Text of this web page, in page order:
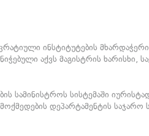
ინსტიტუტების
აქვს მაგისტრის ხარისხი,
სამინისტროს სისტემაში
დეპარტამენტის საჯარო